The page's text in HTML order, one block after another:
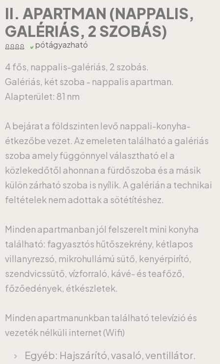
II. APARTMAN (NAPPALIS,
GALÉRIÁS, 2 SZOBÁS)
pótágyazható
4 fős, nappalis-galériás, 2 szobás.
Galériás, két szoba - nappalis apartman.
Alapterület: 81 nm
A bejárat a földszinten levő nappali-konyha-
étkezőbe vezet. Az emeleten található a galériás
szoba amely függönnyel választható el a
közlekedőtől ahonnan a fürdőszoba és a másik
külön zárható szoba is nyílik. A galérián a technikai
feltételek nem adottak a sötétítéshez.
Minden apartmanban jól felszerelt mini konyha
található: fagyasztós hűtőszekrény, kétlapos
villanyrezsó, mikrohullámú sütő, kenyérpirító,
szendvicssütő, vízforraló, kávé- és teafőző,
főzőedények, étkészletek.
Minden apartmanunkban található televízió és
vezeték nélküli internet (Wifi)
Egyéb: Hajszárító, vasaló, ventillátor.